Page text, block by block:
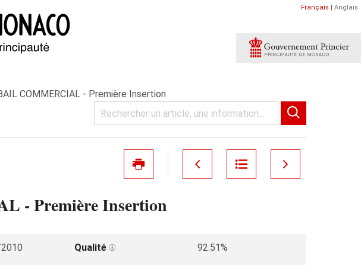
Français | Anglais
COMMERCIAL - Première Insertion
- Première Insertion
Qualité
92.51%